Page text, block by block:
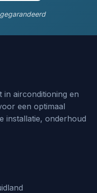
in airconditioning en
een optimaal
installatie, onderhoud